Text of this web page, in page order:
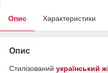
Опис Характеристики
Опис
Стилізований український